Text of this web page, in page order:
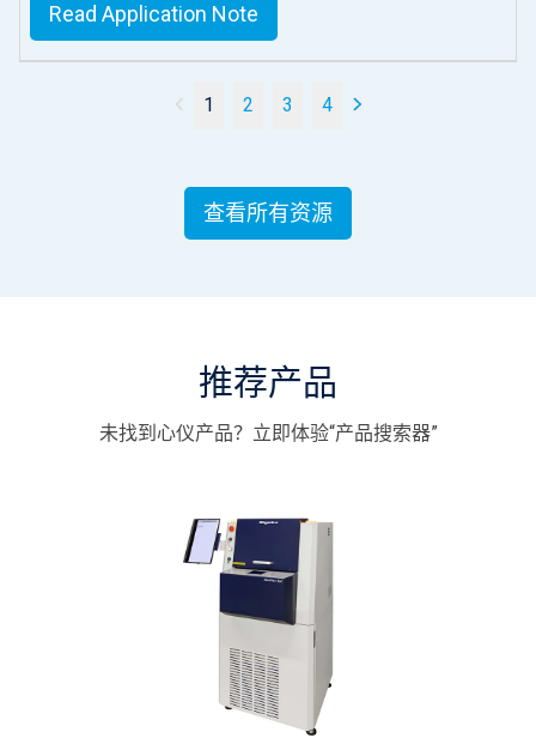
Read Application Note
1 2 3 4
查看所有资源
推荐产品
未找到心仪产品？立即体验“产品搜索器”